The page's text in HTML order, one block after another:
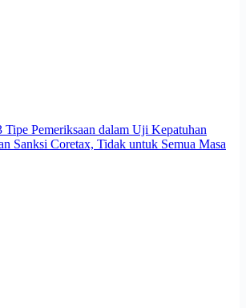
Tipe Pemeriksaan dalam Uji Kepatuhan
Sanksi Coretax, Tidak untuk Semua Masa